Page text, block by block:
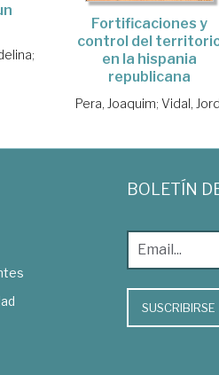
;
Fortificaciones y
control del
en la hispania
republicana
Pera, Joaquim; Vidal,
BOLETÍN
SUSCRIBIRSE